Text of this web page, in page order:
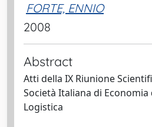
FORTE, ENNIO
2008
Abstract
Atti della IX Riunione
Società Italiana di
Logistica